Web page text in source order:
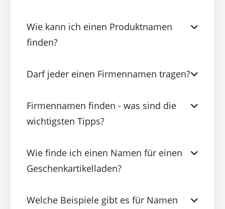
Wie kann ich einen Produktnamen
finden?
Darf jeder einen Firmennamen tragen?
Firmennamen finden - was sind die
wichtigsten Tipps?
Wie finde ich einen Namen für einen
Geschenkartikelladen?
Welche Beispiele gibt es für Namen